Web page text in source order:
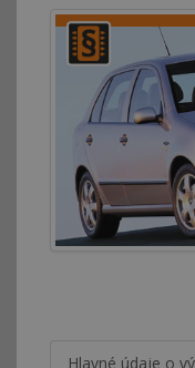
Hlavné údaje o